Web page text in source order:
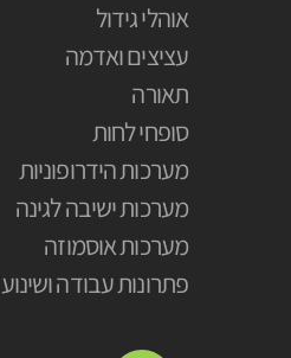
אוהלי גידול
עציצים ואדמה
תאורה
סופחי לחות
מערכות הידרופוניות
מערכות ישיבה לגינה
מערכות אוסמוזה
פתרונות עבודה ושינוע